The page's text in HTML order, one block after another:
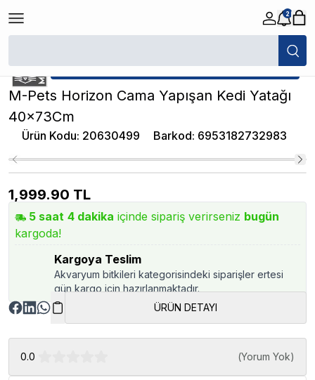
2
/ M-Pets Horizon Cama Yapışan Kedi Yatağı
★ Atakan Petshop, M-Pets yetkili satıcısıdır.
M-Pets Horizon Cama Yapışan Kedi Yatağı
40x73Cm
Ürün Kodu: 20630499 Barkod: 6953182732983
1,999.90 TL
5 saat 4 dakika içinde sipariş verirseniz bugün
kargoda!
Kargoya Teslim
Akvaryum bitkileri kategorisindeki siparişler ertesi
gün kargo için hazırlanmaktadır.
ÜRÜN DETAYI
0.0 (Yorum Yok)